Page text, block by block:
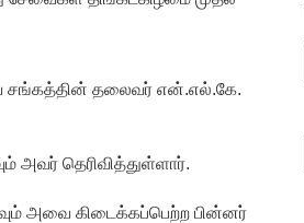
சங்கத்தின் தலைவர் என்.எல்.கே.
அவர் தெரிவித்துள்ளார்.
அவை கிடைக்கப்பெற்ற பின்னர்